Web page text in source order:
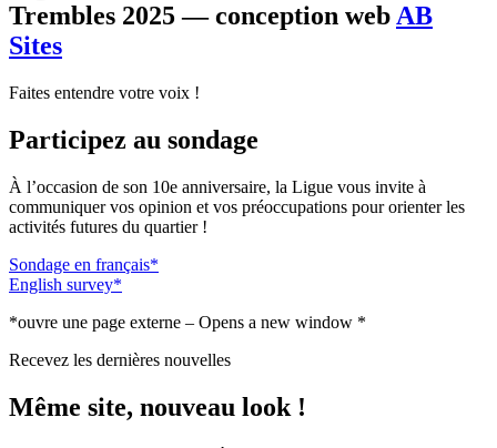
Trembles 2025 — conception webAB
Sites
Faites entendre votre voix !
Participez au sondage
À l’occasion de son 10e anniversaire, la Ligue vous invite à
communiquer vos opinion et vos préoccupations pour orienter les
activités futures du quartier !
Sondage en français*
English survey*
*ouvre une page externe – Opens a new window *
Recevez les dernières nouvelles
Même site, nouveau look !